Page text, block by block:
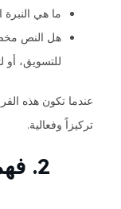
ما هي النبرة
هل النص
للتسويق، أو
عندما تكون هذه
تركيزاً وفعالية.
2.